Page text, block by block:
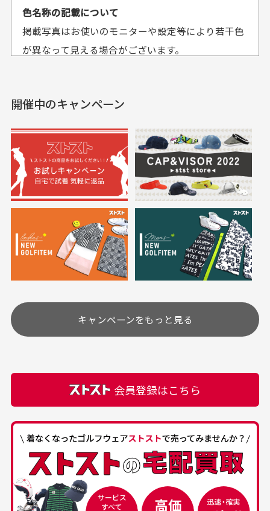
セールかつポイント
も使えて、お得に購
入出来ました
セールかつポイントも使
満足です。
おります
欲しかったスカートが購
30代女性
高価なブルゾンがお
高価なブルゾンがお安く
購入できました。状態も
最高でした。
30代女性
いつも素敵な商品を
す
美品です。いつも素敵な
商品をありがとうござい
ます。
30代男性 50代男性
平日午前9時までのご注文で最短当日発送させて頂いて
おります。
せて頂いております。
送料はいくらかかりますか？
何点ご購入頂いた場合も全国一律で800円とさせて頂
いております。(1配送先につき)
また5,000円(税込)以上お買い物をして頂けた場合は送
※必ず１つのショッピングカートに複数商品を入れて
ご注文下さいませ。
定休日はありますか？
土.日.祝日は定休日となっております。
その他の休日につきましてはサイト上にて告知させて
頂きます。
カートの有効時間はありますか？
は自動的にカート内の商品が削除されますのでご注意
下さい。
お気に入り機能をご利用下さい。
色名称の記載について
掲載写真はお使いのモニターや設定等により若干色
が異なって見える場合がございます。
実寸サイズについて
一点一点手作業で計測しておりますので、若干の誤
差が生じる場合がございます。
においについて
ユーズド商品の特性故、メンテンスを行っておりま
すが、におい（煙草、香水、お香、古着特有の香
り、柔軟剤等)が付着している場合がございます。
付属品について
付属品の記載につきましては、弊社に入荷した時点
ある場合もございます。
経年劣化について
当店では商品の管理には細心の注意を払っておりま
すが、経年により素材の劣化やパーツの強度低下が
開催中のキャンペーン
キャンペーンをもっと見る
会員登録はこちら